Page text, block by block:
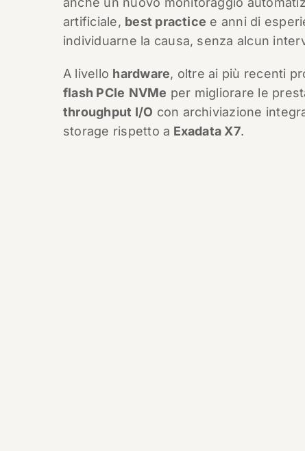
artificiale, best practice e anni di
individuarne la causa, senza alcun
A livello hardware, oltre ai più recenti
flash PCIe NVMe per migliorare le
throughput I/O con archiviazione
storage rispetto a Exadata X7.